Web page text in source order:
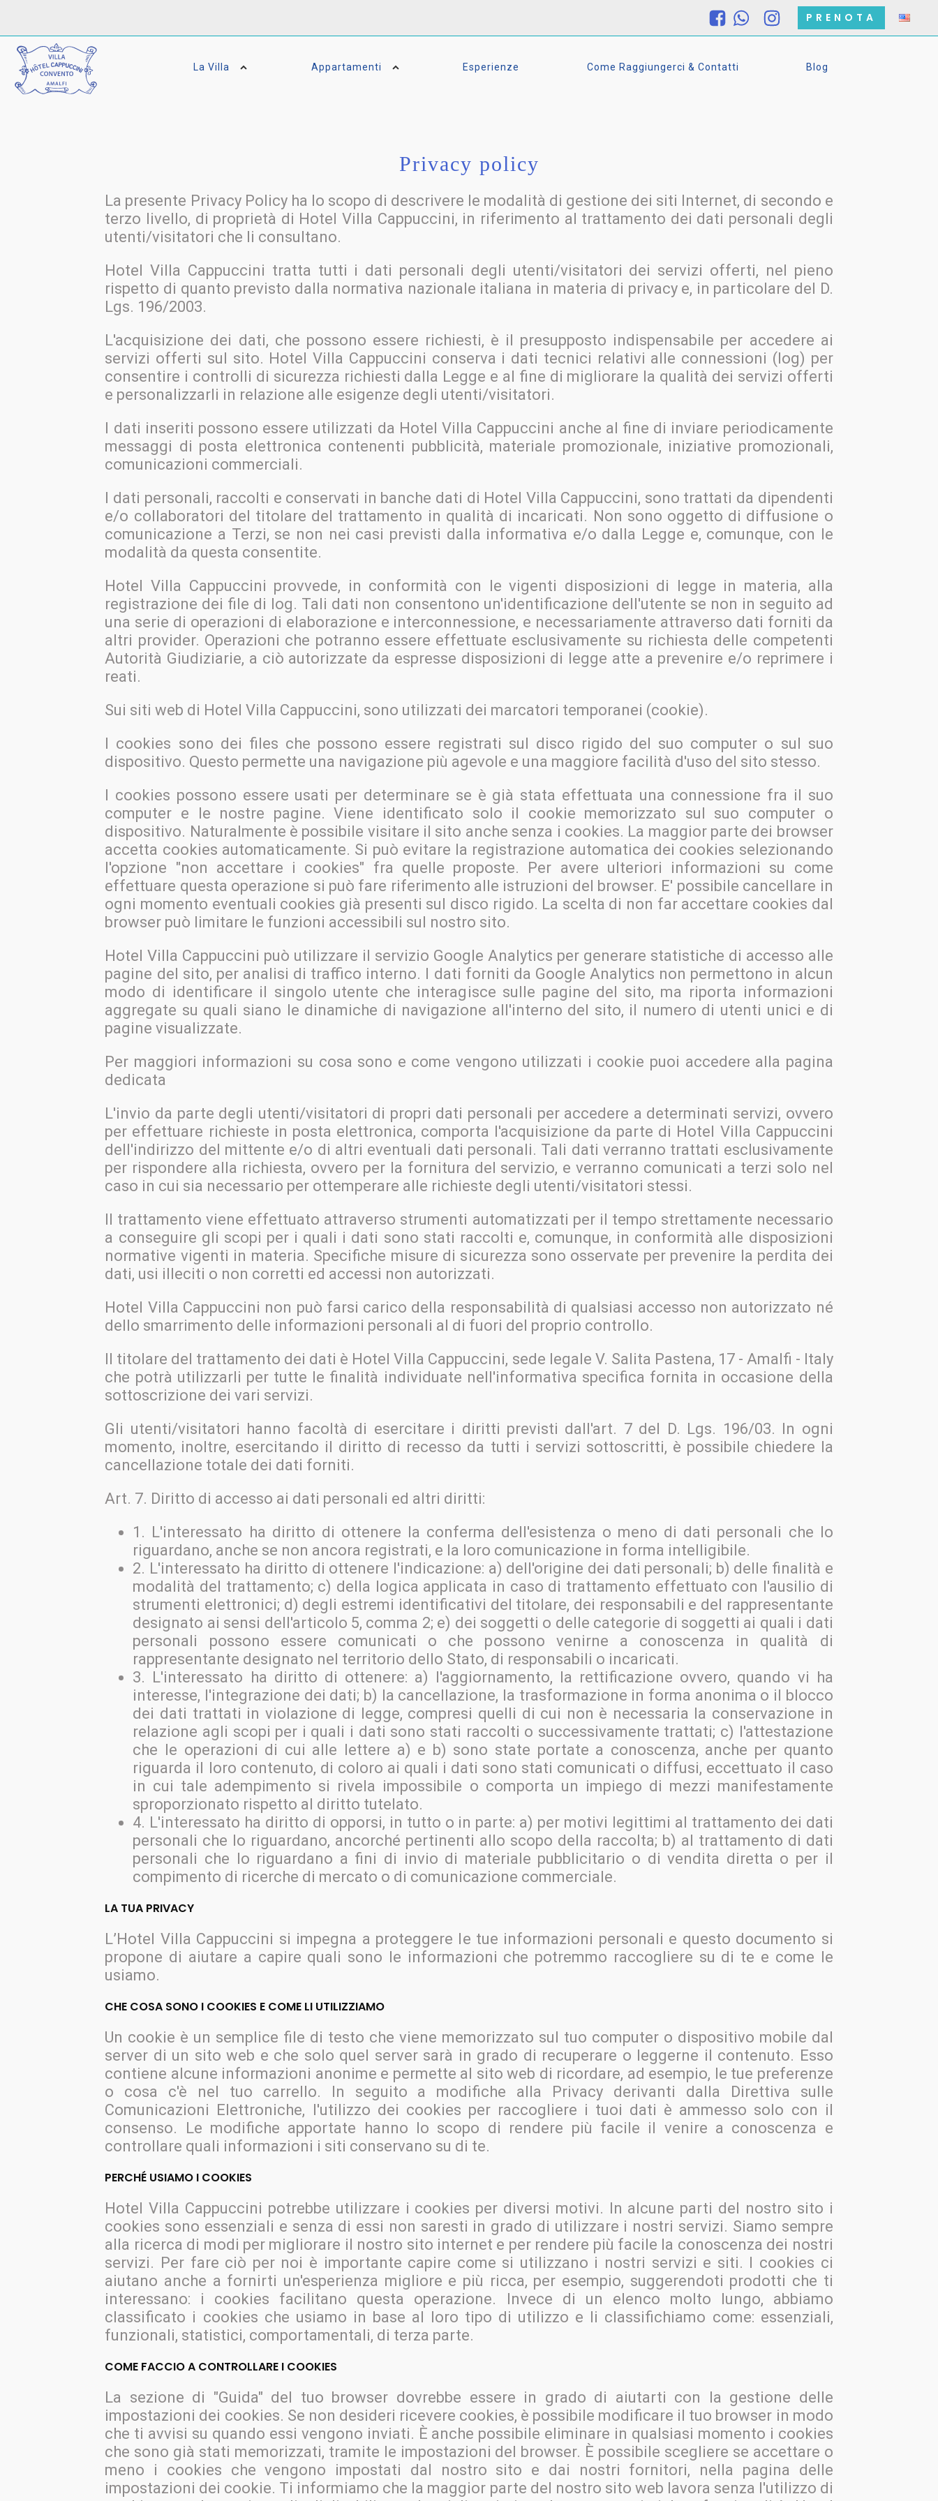
PRENOTA
La Villa Appartamenti Esperienze Come Raggiungerci & Contatti Blog
Privacy policy
La presente Privacy Policy ha lo scopo di descrivere le modalità di gestione dei siti Internet, di secondo e
terzo livello, di proprietà di Hotel Villa Cappuccini, in riferimento al trattamento dei dati personali degli
utenti/visitatori che li consultano.
Hotel Villa Cappuccini tratta tutti i dati personali degli utenti/visitatori dei servizi offerti, nel pieno
rispetto di quanto previsto dalla normativa nazionale italiana in materia di privacy e, in particolare del D.
Lgs. 196/2003.
L'acquisizione dei dati, che possono essere richiesti, è il presupposto indispensabile per accedere ai
servizi offerti sul sito. Hotel Villa Cappuccini conserva i dati tecnici relativi alle connessioni (log) per
consentire i controlli di sicurezza richiesti dalla Legge e al fine di migliorare la qualità dei servizi offerti
e personalizzarli in relazione alle esigenze degli utenti/visitatori.
I dati inseriti possono essere utilizzati da Hotel Villa Cappuccini anche al fine di inviare periodicamente
messaggi di posta elettronica contenenti pubblicità, materiale promozionale, iniziative promozionali,
comunicazioni commerciali.
I dati personali, raccolti e conservati in banche dati di Hotel Villa Cappuccini, sono trattati da dipendenti
e/o collaboratori del titolare del trattamento in qualità di incaricati. Non sono oggetto di diffusione o
comunicazione a Terzi, se non nei casi previsti dalla informativa e/o dalla Legge e, comunque, con le
modalità da questa consentite.
Hotel Villa Cappuccini provvede, in conformità con le vigenti disposizioni di legge in materia, alla
registrazione dei file di log. Tali dati non consentono un'identificazione dell'utente se non in seguito ad
una serie di operazioni di elaborazione e interconnessione, e necessariamente attraverso dati forniti da
altri provider. Operazioni che potranno essere effettuate esclusivamente su richiesta delle competenti
Autorità Giudiziarie, a ciò autorizzate da espresse disposizioni di legge atte a prevenire e/o reprimere i
reati.
Sui siti web di Hotel Villa Cappuccini, sono utilizzati dei marcatori temporanei (cookie).
I cookies sono dei files che possono essere registrati sul disco rigido del suo computer o sul suo
dispositivo. Questo permette una navigazione più agevole e una maggiore facilità d'uso del sito stesso.
I cookies possono essere usati per determinare se è già stata effettuata una connessione fra il suo
computer e le nostre pagine. Viene identificato solo il cookie memorizzato sul suo computer o
dispositivo. Naturalmente è possibile visitare il sito anche senza i cookies. La maggior parte dei browser
accetta cookies automaticamente. Si può evitare la registrazione automatica dei cookies selezionando
l'opzione "non accettare i cookies" fra quelle proposte. Per avere ulteriori informazioni su come
effettuare questa operazione si può fare riferimento alle istruzioni del browser. E' possibile cancellare in
ogni momento eventuali cookies già presenti sul disco rigido. La scelta di non far accettare cookies dal
browser può limitare le funzioni accessibili sul nostro sito.
Hotel Villa Cappuccini può utilizzare il servizio Google Analytics per generare statistiche di accesso alle
pagine del sito, per analisi di traffico interno. I dati forniti da Google Analytics non permettono in alcun
modo di identificare il singolo utente che interagisce sulle pagine del sito, ma riporta informazioni
aggregate su quali siano le dinamiche di navigazione all'interno del sito, il numero di utenti unici e di
pagine visualizzate.
Per maggiori informazioni su cosa sono e come vengono utilizzati i cookie puoi accedere alla pagina
dedicata
L'invio da parte degli utenti/visitatori di propri dati personali per accedere a determinati servizi, ovvero
per effettuare richieste in posta elettronica, comporta l'acquisizione da parte di Hotel Villa Cappuccini
dell'indirizzo del mittente e/o di altri eventuali dati personali. Tali dati verranno trattati esclusivamente
per rispondere alla richiesta, ovvero per la fornitura del servizio, e verranno comunicati a terzi solo nel
caso in cui sia necessario per ottemperare alle richieste degli utenti/visitatori stessi.
Il trattamento viene effettuato attraverso strumenti automatizzati per il tempo strettamente necessario
a conseguire gli scopi per i quali i dati sono stati raccolti e, comunque, in conformità alle disposizioni
normative vigenti in materia. Specifiche misure di sicurezza sono osservate per prevenire la perdita dei
dati, usi illeciti o non corretti ed accessi non autorizzati.
Hotel Villa Cappuccini non può farsi carico della responsabilità di qualsiasi accesso non autorizzato né
dello smarrimento delle informazioni personali al di fuori del proprio controllo.
Il titolare del trattamento dei dati è Hotel Villa Cappuccini, sede legale V. Salita Pastena, 17 - Amalfi - Italy
che potrà utilizzarli per tutte le finalità individuate nell'informativa specifica fornita in occasione della
sottoscrizione dei vari servizi.
Gli utenti/visitatori hanno facoltà di esercitare i diritti previsti dall'art. 7 del D. Lgs. 196/03. In ogni
momento, inoltre, esercitando il diritto di recesso da tutti i servizi sottoscritti, è possibile chiedere la
cancellazione totale dei dati forniti.
Art. 7. Diritto di accesso ai dati personali ed altri diritti:
1. L'interessato ha diritto di ottenere la conferma dell'esistenza o meno di dati personali che lo
riguardano, anche se non ancora registrati, e la loro comunicazione in forma intelligibile.
2. L'interessato ha diritto di ottenere l'indicazione: a) dell'origine dei dati personali; b) delle finalità e
modalità del trattamento; c) della logica applicata in caso di trattamento effettuato con l'ausilio di
strumenti elettronici; d) degli estremi identificativi del titolare, dei responsabili e del rappresentante
designato ai sensi dell'articolo 5, comma 2; e) dei soggetti o delle categorie di soggetti ai quali i dati
personali possono essere comunicati o che possono venirne a conoscenza in qualità di
rappresentante designato nel territorio dello Stato, di responsabili o incaricati.
3. L'interessato ha diritto di ottenere: a) l'aggiornamento, la rettificazione ovvero, quando vi ha
interesse, l'integrazione dei dati; b) la cancellazione, la trasformazione in forma anonima o il blocco
dei dati trattati in violazione di legge, compresi quelli di cui non è necessaria la conservazione in
relazione agli scopi per i quali i dati sono stati raccolti o successivamente trattati; c) l'attestazione
che le operazioni di cui alle lettere a) e b) sono state portate a conoscenza, anche per quanto
riguarda il loro contenuto, di coloro ai quali i dati sono stati comunicati o diffusi, eccettuato il caso
in cui tale adempimento si rivela impossibile o comporta un impiego di mezzi manifestamente
sproporzionato rispetto al diritto tutelato.
4. L'interessato ha diritto di opporsi, in tutto o in parte: a) per motivi legittimi al trattamento dei dati
personali che lo riguardano, ancorché pertinenti allo scopo della raccolta; b) al trattamento di dati
personali che lo riguardano a fini di invio di materiale pubblicitario o di vendita diretta o per il
compimento di ricerche di mercato o di comunicazione commerciale.
LA TUA PRIVACY
L’Hotel Villa Cappuccini si impegna a proteggere le tue informazioni personali e questo documento si
propone di aiutare a capire quali sono le informazioni che potremmo raccogliere su di te e come le
usiamo.
CHE COSA SONO I COOKIES E COME LI UTILIZZIAMO
Un cookie è un semplice file di testo che viene memorizzato sul tuo computer o dispositivo mobile dal
server di un sito web e che solo quel server sarà in grado di recuperare o leggerne il contenuto. Esso
contiene alcune informazioni anonime e permette al sito web di ricordare, ad esempio, le tue preferenze
o cosa c'è nel tuo carrello. In seguito a modifiche alla Privacy derivanti dalla Direttiva sulle
Comunicazioni Elettroniche, l'utilizzo dei cookies per raccogliere i tuoi dati è ammesso solo con il
consenso. Le modifiche apportate hanno lo scopo di rendere più facile il venire a conoscenza e
controllare quali informazioni i siti conservano su di te.
PERCHÉ USIAMO I COOKIES
Hotel Villa Cappuccini potrebbe utilizzare i cookies per diversi motivi. In alcune parti del nostro sito i
cookies sono essenziali e senza di essi non saresti in grado di utilizzare i nostri servizi. Siamo sempre
alla ricerca di modi per migliorare il nostro sito internet e per rendere più facile la conoscenza dei nostri
servizi. Per fare ciò per noi è importante capire come si utilizzano i nostri servizi e siti. I cookies ci
aiutano anche a fornirti un'esperienza migliore e più ricca, per esempio, suggerendoti prodotti che ti
interessano: i cookies facilitano questa operazione. Invece di un elenco molto lungo, abbiamo
classificato i cookies che usiamo in base al loro tipo di utilizzo e li classifichiamo come: essenziali,
funzionali, statistici, comportamentali, di terza parte.
COME FACCIO A CONTROLLARE I COOKIES
La sezione di "Guida" del tuo browser dovrebbe essere in grado di aiutarti con la gestione delle
impostazioni dei cookies. Se non desideri ricevere cookies, è possibile modificare il tuo browser in modo
che ti avvisi su quando essi vengono inviati. È anche possibile eliminare in qualsiasi momento i cookies
che sono già stati memorizzati, tramite le impostazioni del browser. È possibile scegliere se accettare o
meno i cookies che vengono impostati dal nostro sito e dai nostri fornitori, nella pagina delle
impostazioni dei cookie. Ti informiamo che la maggior parte del nostro sito web lavora senza l'utilizzo di